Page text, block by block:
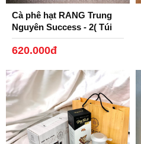
Cà phê hạt RANG Trung
Nguyên Success - 2( Túi
1kg)
620.000đ